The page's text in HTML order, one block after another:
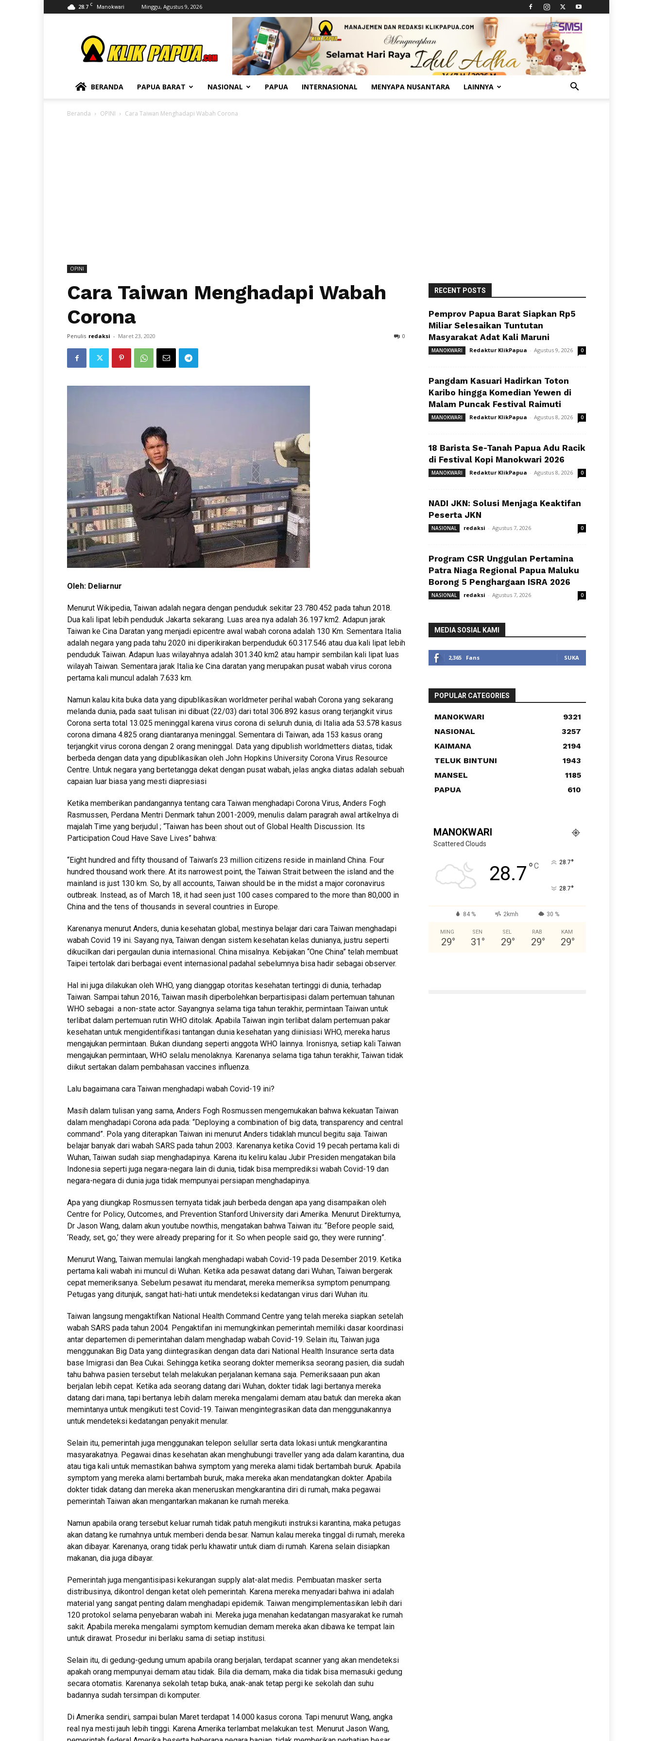
28.7 C Manokwari Minggu, Agustus 9, 2026
BERANDA PAPUA BARAT NASIONAL PAPUA INTERNASIONAL MENYAPA NUSANTARA LAINNYA
Beranda OPINI Cara Taiwan Menghadapi Wabah Corona
OPINI
Cara Taiwan Menghadapi Wabah
Corona
Penulis redaksi - Maret 23, 2020 0
Oleh: Deliarnur
Menurut Wikipedia, Taiwan adalah negara dengan penduduk sekitar 23.780.452 pada tahun 2018.
Dua kali lipat lebih penduduk Jakarta sekarang. Luas area nya adalah 36.197 km2. Adapun jarak
Taiwan ke Cina Daratan yang menjadi epicentre awal wabah corona adalah 130 Km. Sementara Italia
adalah negara yang pada tahu 2020 ini diperikirakan berpenduduk 60.317.546 atau dua kali lipat lebih
penduduk Taiwan. Adapun luas wilayahnya adalah 301.340 km2 atau hampir sembilan kali lipat luas
wilayah Taiwan. Sementara jarak Italia ke Cina daratan yang merupakan pusat wabah virus corona
pertama kali muncul adalah 7.633 km.
Namun kalau kita buka data yang dipublikasikan worldmeter perihal wabah Corona yang sekarang
melanda dunia, pada saat tulisan ini dibuat (22/03) dari total 306.892 kasus orang terjangkit virus
Corona serta total 13.025 meninggal karena virus corona di seluruh dunia, di Italia ada 53.578 kasus
corona dimana 4.825 orang diantaranya meninggal. Sementara di Taiwan, ada 153 kasus orang
terjangkit virus corona dengan 2 orang meninggal. Data yang dipublish worldmetters diatas, tidak
berbeda dengan data yang dipublikasikan oleh John Hopkins University Corona Virus Resource
Centre. Untuk negara yang bertetangga dekat dengan pusat wabah, jelas angka diatas adalah sebuah
capaian luar biasa yang mesti diapresiasi
Ketika memberikan pandangannya tentang cara Taiwan menghadapi Corona Virus, Anders Fogh
Rasmussen, Perdana Mentri Denmark tahun 2001-2009, menulis dalam paragrah awal artikelnya di
majalah Time yang berjudul ; “Taiwan has been shout out of Global Health Discussion. Its
Participation Coud Have Save Lives” bahwa:
“Eight hundred and fifty thousand of Taiwan’s 23 million citizens reside in mainland China. Four
hundred thousand work there. At its narrowest point, the Taiwan Strait between the island and the
mainland is just 130 km. So, by all accounts, Taiwan should be in the midst a major coronavirus
outbreak. Instead, as of March 18, it had seen just 100 cases compared to the more than 80,000 in
China and the tens of thousands in several countries in Europe.
Karenanya menurut Anders, dunia kesehatan global, mestinya belajar dari cara Taiwan menghadapi
wabah Covid 19 ini. Sayang nya, Taiwan dengan sistem kesehatan kelas dunianya, justru seperti
dikucilkan dari pergaulan dunia internasional. China misalnya. Kebijakan “One China” telah membuat
Taipei tertolak dari berbagai event internasional padahal sebelumnya bisa hadir sebagai observer.
Hal ini juga dilakukan oleh WHO, yang dianggap otoritas kesehatan tertinggi di dunia, terhadap
Taiwan. Sampai tahun 2016, Taiwan masih diperbolehkan berpartisipasi dalam pertemuan tahunan
WHO sebagai a non-state actor. Sayangnya selama tiga tahun terakhir, permintaan Taiwan untuk
terlibat dalam pertemuan rutin WHO ditolak. Apabila Taiwan ingin terlibat dalam pertemuan pakar
kesehatan untuk mengidentifikasi tantangan dunia kesehatan yang diinisiasi WHO, mereka harus
mengajukan permintaan. Bukan diundang seperti anggota WHO lainnya. Ironisnya, setiap kali Taiwan
mengajukan permintaan, WHO selalu menolaknya. Karenanya selama tiga tahun terakhir, Taiwan tidak
diikut sertakan dalam pembahasan vaccines influenza.
Lalu bagaimana cara Taiwan menghadapi wabah Covid-19 ini?
Masih dalam tulisan yang sama, Anders Fogh Rosmussen mengemukakan bahwa kekuatan Taiwan
dalam menghadapi Corona ada pada: “Deploying a combination of big data, transparency and central
command”. Pola yang diterapkan Taiwan ini menurut Anders tidaklah muncul begitu saja. Taiwan
belajar banyak dari wabah SARS pada tahun 2003. Karenanya ketika Covid 19 pecah pertama kali di
Wuhan, Taiwan sudah siap menghadapinya. Karena itu keliru kalau Jubir Presiden mengatakan bila
Indonesia seperti juga negara-negara lain di dunia, tidak bisa memprediksi wabah Covid-19 dan
negara-negara di dunia juga tidak mempunyai persiapan menghadapinya.
Apa yang diungkap Rosmussen ternyata tidak jauh berbeda dengan apa yang disampaikan oleh
Centre for Policy, Outcomes, and Prevention Stanford University dari Amerika. Menurut Direkturnya,
Dr Jason Wang, dalam akun youtube nowthis, mengatakan bahwa Taiwan itu: “Before people said,
‘Ready, set, go,’ they were already preparing for it. So when people said go, they were running”.
Menurut Wang, Taiwan memulai langkah menghadapi wabah Covid-19 pada Desember 2019. Ketika
pertama kali wabah ini muncul di Wuhan. Ketika ada pesawat datang dari Wuhan, Taiwan bergerak
cepat memeriksanya. Sebelum pesawat itu mendarat, mereka memeriksa symptom penumpang.
Petugas yang ditunjuk, sangat hati-hati untuk mendeteksi kedatangan virus dari Wuhan itu.
Taiwan langsung mengaktifkan National Health Command Centre yang telah mereka siapkan setelah
wabah SARS pada tahun 2004. Pengaktifan ini memungkinkan pemerintah memiliki dasar koordinasi
antar departemen di pemerintahan dalam menghadap wabah Covid-19. Selain itu, Taiwan juga
menggunakan Big Data yang diintegrasikan dengan data dari National Health Insurance serta data
base Imigrasi dan Bea Cukai. Sehingga ketika seorang dokter memeriksa seorang pasien, dia sudah
tahu bahwa pasien tersebut telah melakukan perjalanan kemana saja. Pemeriksaaan pun akan
berjalan lebih cepat. Ketika ada seorang datang dari Wuhan, dokter tidak lagi bertanya mereka
datang dari mana, tapi bertanya lebih dalam mereka mengalami demam atau batuk dan mereka akan
memintanya untuk mengikuti test Covid-19. Taiwan mengintegrasikan data dan menggunakannya
untuk mendeteksi kedatangan penyakit menular.
Selain itu, pemerintah juga menggunakan telepon selullar serta data lokasi untuk mengkarantina
masyarakatnya. Pegawai dinas kesehatan akan menghubungi traveller yang ada dalam karantina, dua
atau tiga kali untuk memastikan bahwa symptom yang mereka alami tidak bertambah buruk. Apabila
symptom yang mereka alami bertambah buruk, maka mereka akan mendatangkan dokter. Apabila
dokter tidak datang dan mereka akan meneruskan mengkarantina diri di rumah, maka pegawai
pemerintah Taiwan akan mengantarkan makanan ke rumah mereka.
Namun apabila orang tersebut keluar rumah tidak patuh mengikuti instruksi karantina, maka petugas
akan datang ke rumahnya untuk memberi denda besar. Namun kalau mereka tinggal di rumah, mereka
akan dibayar. Karenanya, orang tidak perlu khawatir untuk diam di rumah. Karena selain disiapkan
makanan, dia juga dibayar.
Pemerintah juga mengantisipasi kekurangan supply alat-alat medis. Pembuatan masker serta
distribusinya, dikontrol dengan ketat oleh pemerintah. Karena mereka menyadari bahwa ini adalah
material yang sangat penting dalam menghadapi epidemik. Taiwan mengimplementasikan lebih dari
120 protokol selama penyebaran wabah ini. Mereka juga menahan kedatangan masyarakat ke rumah
sakit. Apabila mereka mengalami symptom kemudian demam mereka akan dibawa ke tempat lain
untuk dirawat. Prosedur ini berlaku sama di setiap institusi.
Selain itu, di gedung-gedung umum apabila orang berjalan, terdapat scanner yang akan mendeteksi
apakah orang mempunyai demam atau tidak. Bila dia demam, maka dia tidak bisa memasuki gedung
secara otomatis. Karenanya sekolah tetap buka, anak-anak tetap pergi ke sekolah dan suhu
badannya sudah tersimpan di komputer.
Di Amerika sendiri, sampai bulan Maret terdapat 14.000 kasus corona. Tapi menurut Wang, angka
real nya mesti jauh lebih tinggi. Karena Amerika terlambat melakukan test. Menurut Jason Wang,
RECENT POSTS
Pemprov Papua Barat Siapkan Rp5
Miliar Selesaikan Tuntutan
Masyarakat Adat Kali Maruni
MANOKWARI Redaktur KlikPapua - Agustus 9, 2026 0
Pangdam Kasuari Hadirkan Toton
Karibo hingga Komedian Yewen di
Malam Puncak Festival Raimuti
MANOKWARI Redaktur KlikPapua - Agustus 8, 2026 0
18 Barista Se-Tanah Papua Adu Racik
di Festival Kopi Manokwari 2026
MANOKWARI Redaktur KlikPapua - Agustus 8, 2026 0
NADI JKN: Solusi Menjaga Keaktifan
Peserta JKN
NASIONAL redaksi - Agustus 7, 2026 0
Program CSR Unggulan Pertamina
Patra Niaga Regional Papua Maluku
Borong 5 Penghargaan ISRA 2026
NASIONAL redaksi - Agustus 7, 2026 0
MEDIA SOSIAL KAMI
2,365 Fans SUKA
POPULAR CATEGORIES
MANOKWARI
9321
NASIONAL
3257
KAIMANA
2194
TELUK BINTUNI
1943
MANSEL
1185
PAPUA
610
MANOKWARI
Scattered Clouds
28.7°C 28.7°
28.7°
84 % 2kmh 30 %
MING
29°
SEN
31 °
SEL
29°
RAB
29°
KAM
29°